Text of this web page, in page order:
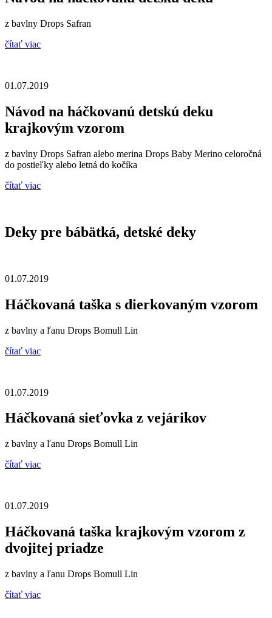
z bavlny Drops Safran
čítať viac
01.07.2019
Návod na háčkovanú detskú deku
krajkovým vzorom
z bavlny Drops Safran alebo merina Drops Baby Merino celoročná
do postieľky alebo letná do kočíka
čítať viac
Deky pre bábätká, detské deky
01.07.2019
Háčkovaná taška s dierkovaným vzorom
z bavlny a ľanu Drops Bomull Lin
čítať viac
01.07.2019
Háčkovaná sieťovka z vejárikov
z bavlny a ľanu Drops Bomull Lin
čítať viac
01.07.2019
Háčkovaná taška krajkovým vzorom z
dvojitej priadze
z bavlny a ľanu Drops Bomull Lin
čítať viac